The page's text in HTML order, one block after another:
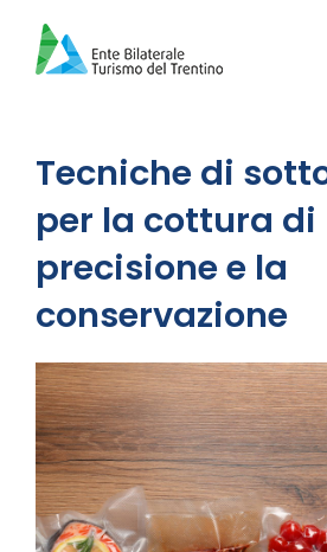
contenuto
Tecniche di
per la cottura di
precisione e la
conservazione